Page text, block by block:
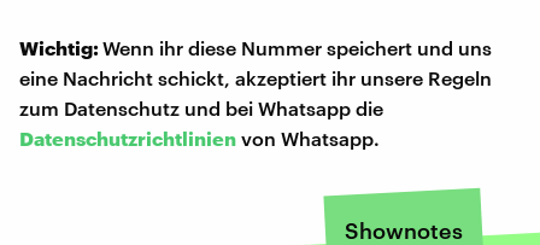
Wichtig:Wenn ihr diese Nummer speichert und uns
eine Nachricht schickt, akzeptiert ihr unsere Regeln
zum Datenschutz und bei Whatsapp die
Datenschutzrichtlinien von Whatsapp.
Shownotes